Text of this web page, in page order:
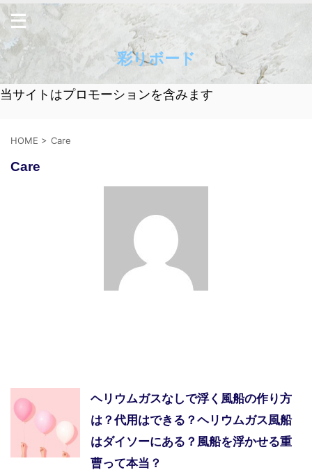
彩りボード
当サイトはプロモーションを含みます
HOME > Care
Care
ヘリウムガスなしで浮く風船の作り方
は？代用はできる？ヘリウムガス風船
はダイソーにある？風船を浮かせる重
曹って本当？